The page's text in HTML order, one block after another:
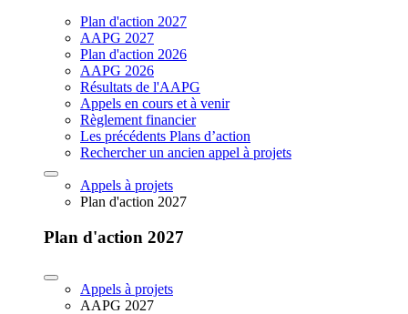
Plan d'action 2027
AAPG 2027
Plan d'action 2026
AAPG 2026
Résultats de l'AAPG
Appels en cours et à venir
Règlement financier
Les précédents Plans d’action
Rechercher un ancien appel à projets
Appels à projets
Plan d'action 2027
Plan d'action 2027
Appels à projets
AAPG 2027